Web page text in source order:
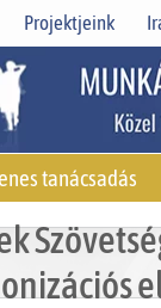
Projektjeink
tanácsadás